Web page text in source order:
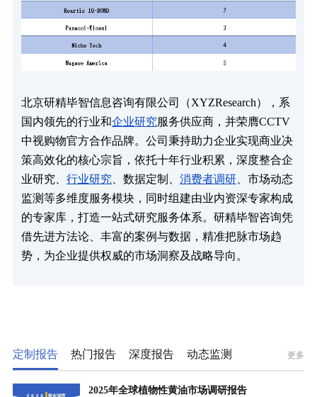
北京研精毕智信息咨询有限公司（XYZResearch），系
国内领先的行业和企业研究服务供应商，并荣膺CCTV
中视购物官方合作品牌。公司秉持助力企业实现商业决
策高效化的核心宗旨，依托十年行业积累，深度整合企
业研究、 行业研究 、数据定制、 消费者调研、市场动态
监测等多维度服务模块，同时组建由业内资深专家构成
的专家库，打造一站式研究服务体系。研精毕智咨询凭
借先进方法论、丰富的案例与数据，精准把脉市场趋
势，为企业提供权威的市场洞察及战略导向。
定制报告 热门报告 深度报告 动态监测 更多
2025年全球植物性黄油市场调研报告